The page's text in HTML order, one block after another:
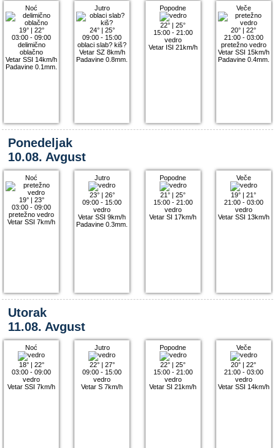
Noć
19°| 22°
03:00 - 09:00
delimično
oblačno
Vetar SSI 14km/h
Padavine 0.1mm.
Jutro
24°| 25°
09:00 - 15:00
oblaci slab? kiš?
Vetar SZ 8km/h
Padavine 0.8mm.
Popodne
22° |25°
15:00 - 21:00
vedro
Vetar ISI 21km/h
Veče
20° |22°
21:00 - 03:00
pretežno vedro
Vetar SSI 15km/h
Padavine 0.4mm.
Ponedeljak
10.08. Avgust
Noć
19°| 23°
03:00 - 09:00
pretežno vedro
Vetar SSI 7km/h
Jutro
23°| 26°
09:00 - 15:00
vedro
Vetar SSI 9km/h
Padavine 0.3mm.
Popodne
21° |25°
15:00 - 21:00
vedro
Vetar SI 17km/h
Veče
19° |21°
21:00 - 03:00
vedro
Vetar SSI 13km/h
Utorak
11.08. Avgust
Noć
18°| 22°
03:00 - 09:00
vedro
Vetar SSI 7km/h
Jutro
22°| 27°
09:00 - 15:00
vedro
Vetar S 7km/h
Popodne
22° |25°
15:00 - 21:00
vedro
Vetar SI 21km/h
Veče
20° |22°
21:00 - 03:00
vedro
Vetar SSI 14km/h